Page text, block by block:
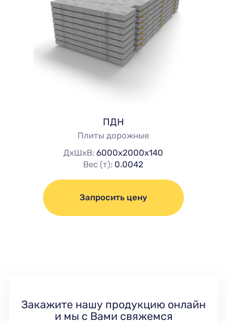
ПДН
Плиты дорожные
ДхШхВ:6000х2000х140
Вес (т): 0.0042
Запросить цену
Закажите нашу продукцию онлайн
и мы с Вами свяжемся